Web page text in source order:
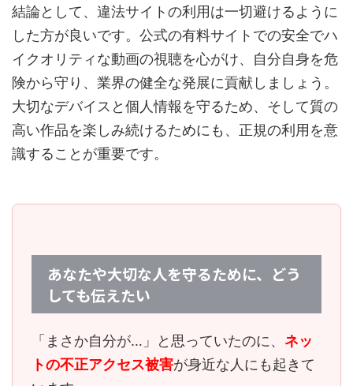
結論として、違法サイトの利用は一切避けるように
した方が良いです。公式の有料サイトでの安全でハ
イクオリティな動画の視聴を心がけ、自分自身を危
険から守り、業界の健全な発展に貢献しましょう。
大切なデバイスと個人情報を守るため、そして質の
高い作品を楽しみ続けるためにも、正規の利用を意
識することが重要です。
あなたや大切な人を守るために、どう
しても伝えたい
「まさか自分が…」と思っていたのに、 ネッ
トの不正アクセス被害が身近な人にも起きて